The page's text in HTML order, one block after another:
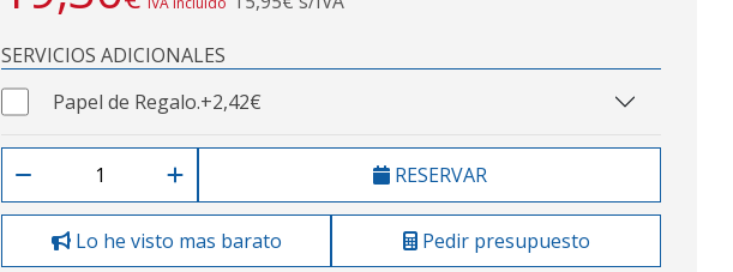
SERVICIOS ADICIONALES
Papel de Regalo.+2,42€
RESERVAR
Lo he visto mas barato Pedir presupuesto